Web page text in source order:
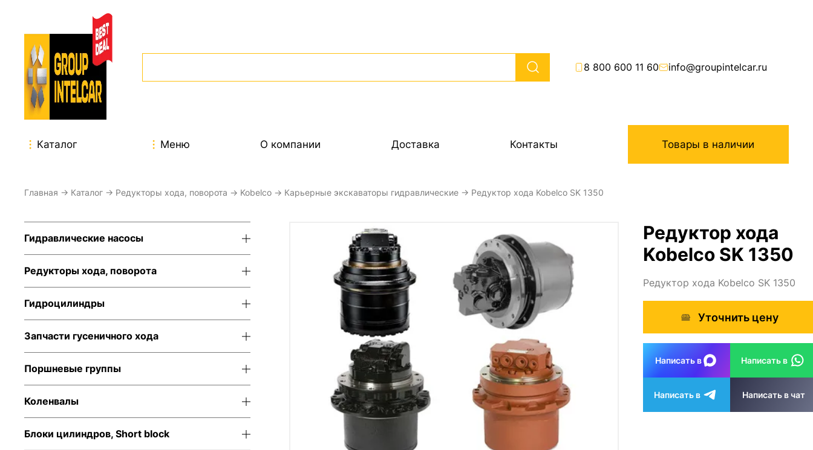
8 800 600 11 60 info@groupintelcar.ru
Каталог Меню О компании Доставка Контакты Товары в наличии
Главная → Каталог → Редукторы хода, поворота → Kobelco → Карьерные экскаваторы гидравлические → Редуктор хода Kobelco SK 1350
Гидравлические насосы
Редукторы хода, поворота
Гидроцилиндры
Запчасти гусеничного хода
Поршневые группы
Коленвалы
Блоки цилиндров, Short block
Редуктор хода
Kobelco SK 1350
Редуктор хода Kobelco SK 1350
Уточнить цену
Написать в Написать в
Написать в Написать в чат